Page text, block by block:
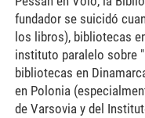
fundador se suicidó
los libros), bibliotecas
instituto paralelo sobre
bibliotecas en
en Polonia
de Varsovia y del